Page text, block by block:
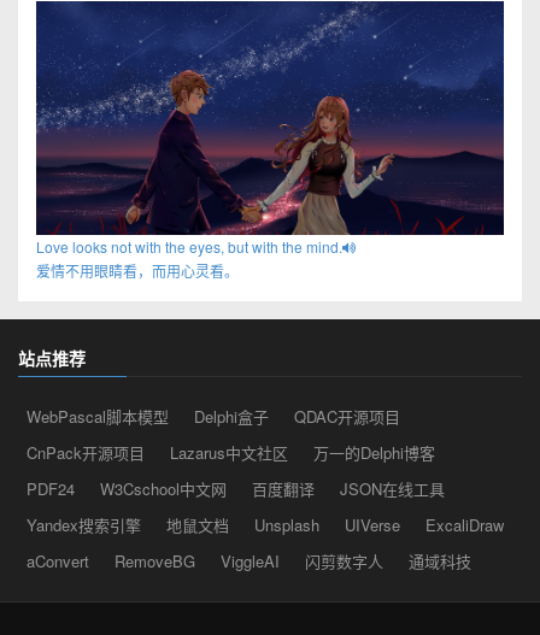
Love looks not with the eyes, but with the mind.
爱情不用眼睛看，而用心灵看。
站点推荐
WebPascal脚本模型 Delphi盒子
QDAC开源项目
CnPack开源项目
Lazarus中文社区
万一的Delphi博客
PDF24
W3Cschool中文网 百度翻译
JSON在线工具
Yandex搜索引擎
地鼠文档 Unsplash UIVerse
ExcaliDraw
aConvert
RemoveBG ViggleAI 闪剪数字人 通域科技